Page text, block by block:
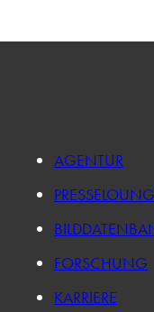
AGENTUR
FORSCHUNG
KARRIERE